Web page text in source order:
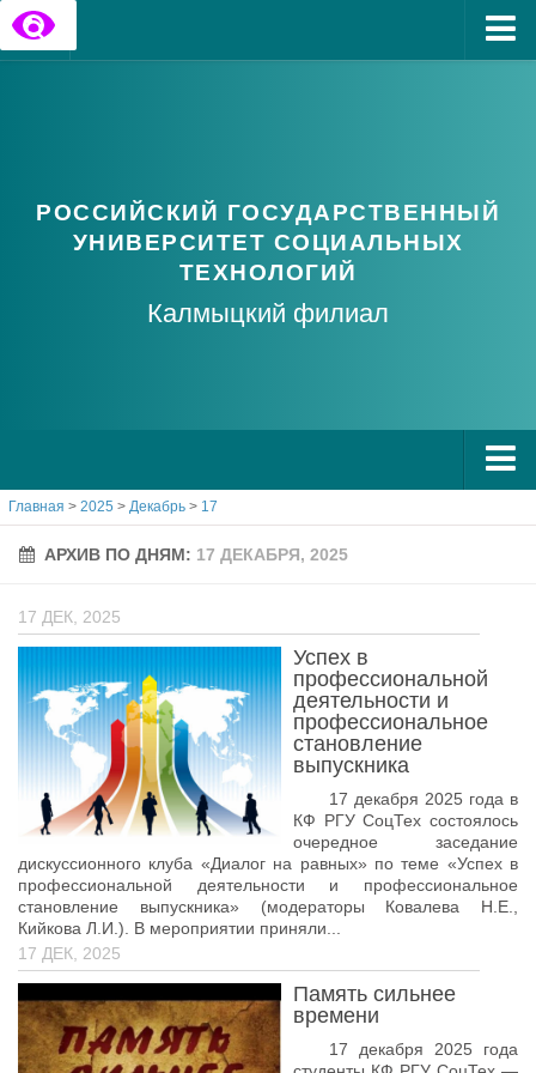
Часто задаваемые вопросы
РОССИЙСКИЙ ГОСУДАРСТВЕННЫЙ
УНИВЕРСИТЕТ СОЦИАЛЬНЫХ
ТЕХНОЛОГИЙ
Калмыцкий филиал
О РГУ СоцТех
Учёный совет
История университета
Контакты РГУ СоцТех
Сведения об образовательной организации
Абитуриенту
Рейтинговые списки
Рекомендованные к зачислению
Приказы о зачислении
Студенту
Личный кабинет
Расписание учебных занятий студентов на 2-ое
полугодие
Коллективные творческие дела
Главная > 2025 > Декабрь > 17
АРХИВ ПО ДНЯМ: 17 ДЕКАБРЯ, 2025
17 ДЕК, 2025
Успех в
профессиональной
деятельности и
профессиональное
становление
выпускника
17 декабря 2025 года в
КФ РГУ СоцТех состоялось
очередное заседание
дискуссионного клуба «Диалог на равных» по теме «Успех в
профессиональной деятельности и профессиональное
становление выпускника» (модераторы Ковалева Н.Е.,
Кийкова Л.И.). В мероприятии приняли...
17 ДЕК, 2025
Память сильнее
времени
17 декабря 2025 года